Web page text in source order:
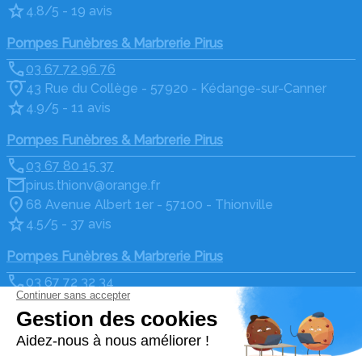
4.8/5 - 19 avis
Pompes Funèbres & Marbrerie Pirus
03 67 72 96 76
43 Rue du Collège - 57920 - Kédange-sur-Canner
4.9/5 - 11 avis
Pompes Funèbres & Marbrerie Pirus
03 67 80 15 37
pirus.thionv@orange.fr
68 Avenue Albert 1er - 57100 - Thionville
4.5/5 - 37 avis
Pompes Funèbres & Marbrerie Pirus
03 67 72 32 34
pf.pirus@orange.fr
10 rue Jeanne d'Arc - 57570 - Cattenom
4.4/5 - 31 avis